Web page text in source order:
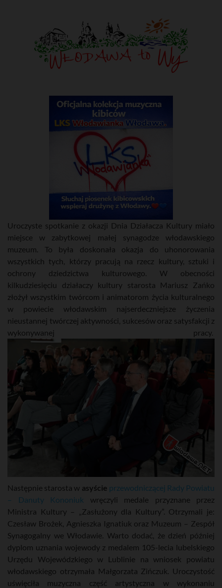
Uroczyste spotkanie z okazji Dnia Działacza Kultury miało
miejsce w zabytkowej małej synagodze włodawskiego
muzeum. To była doskonała okazja do uhonorowania
wszystkich tych, którzy pracują na rzecz kultury, sztuki i
ochrony dziedzictwa kulturowego. W obecności
kilkudziesięciu działaczy kultury starosta Mariusz Zańko
złożył wszystkim twórcom i animatorom życia kulturalnego
w powiecie włodawskim najserdeczniejsze życzenia
nieustannej twórczej aktywności, sukcesów oraz satysfakcji z
wykonywanej pracy.
Następnie starosta w asyście przewodniczącej Rady Powiatu
– Danuty Kononiuk wręczyli medale przyznane przez
Ministra Kultury – „Zasłużony dla Kultury”. Otrzymali je:
Czesław Brożek, Agnieszka Ignatiuk oraz Muzeum – Zespół
Synagogalny we Włodawie. Warto dodać, że dzień później
dyplom uznania wojewody z medalem 105-lecia lubelskiego
Urzędu Wojewódzkiego w Lublinie na wniosek powiatu
włodawskiego otrzymała Małgorzata Zińczuk. Uroczystość
uświęciła muzyczna część artystyczna w wykonaniu